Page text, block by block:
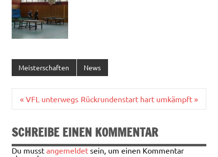
Meisterschaften News
Beitragsnavigation
« VFL unterwegs Rückrundenstart hart umkämpft »
SCHREIBE EINEN KOMMENTAR
Du musst angemeldet sein, um einen Kommentar